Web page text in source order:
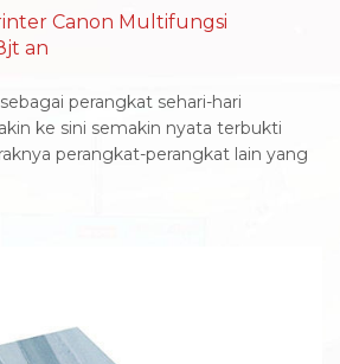
Canon Multifungsi
an
perangkat sehari-hari
ke sini semakin nyata terbukti
perangkat-perangkat lain yang